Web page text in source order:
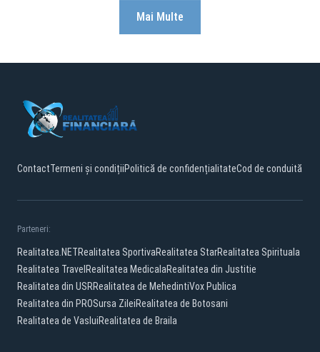
Mai Multe
ContactTermeni și condițiiPolitică de confidențialitateCod de conduită
Parteneri:
Realitatea.NETRealitatea SportivaRealitatea StarRealitatea Spirituala
Realitatea Travel Realitatea MedicalaRealitatea din Justitie
Realitatea din USRRealitatea de MehedintiVox Publica
Realitatea din PROSursa ZileiRealitatea de Botosani
Realitatea de VasluiRealitatea de Braila